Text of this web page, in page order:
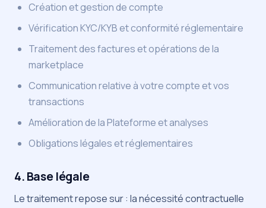
Création et gestion de compte
Vérification KYC/KYB et conformité réglementaire
Traitement des factures et opérations de la
marketplace
Communication relative à votre compte et vos
transactions
Amélioration de la Plateforme et analyses
Obligations légales et réglementaires
4. Base légale
Le traitement repose sur : la nécessité contractuelle